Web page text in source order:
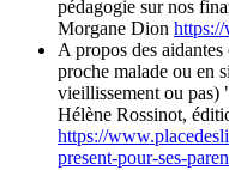
pédagogie sur nos
Morgane Dion
A propos des
proche malade ou en
vieillissement ou pas)
Hélène Rossinot,
https://
present-pour-ses-